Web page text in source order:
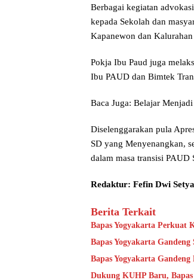
Berbagai kegiatan
kepada Sekolah dan
Kapanewon dan
Pokja Ibu Paud juga
Ibu PAUD dan Bimtek
Baca Juga: Belajar
Diselenggarakan pula
SD yang Menyenangkan,
dalam masa transisi PAUD
Redaktur: Fefin Dwi
Berita Terkait
Bapas Yogyakarta Perkuat
Bapas Yogyakarta
Bapas Yogyakarta
Dukung KUHP Baru,